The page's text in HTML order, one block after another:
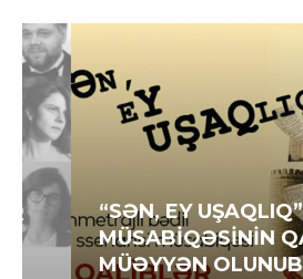
“SƏN, EY UŞAQLIQ”
MÜSABİQƏSİNİN
MÜƏYYƏN OLUNUB